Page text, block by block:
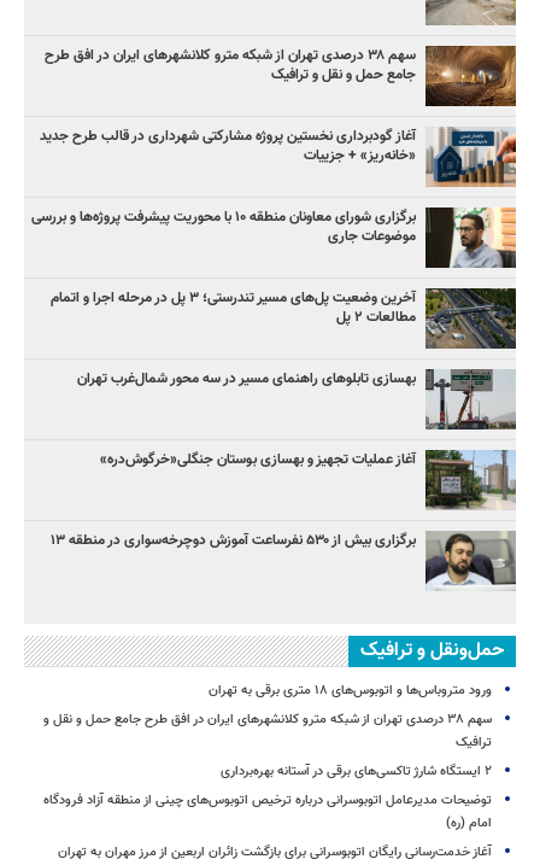
سهم ۳۸ درصدی تهران از شبکه مترو کلانشهرهای ایران در افق طرح
جامع حمل و نقل و ترافیک
آغاز گودبرداری نخستین پروژه مشارکتی شهرداری در قالب طرح جدید
«خانه‌ریز» + جزییات
برگزاری شورای معاونان منطقه ۱۰ با محوریت پیشرفت پروژه‌ها و بررسی
موضوعات جاری
آخرین وضعیت پل‌های مسیر تندرستی؛ ۳ پل در مرحله اجرا و اتمام
مطالعات ۲ پل
بهسازی تابلوهای راهنمای مسیر در سه محور شمال‌غرب تهران
آغاز عملیات تجهیز و بهسازی بوستان جنگلی«خرگوش‌دره»
برگزاری بیش از ۵۳۰ نفرساعت آموزش دوچرخه‌سواری در منطقه ۱۳
حمل‌ونقل و ترافیک
ورود متروباس‌ها و اتوبوس‌های ۱۸ متری برقی به تهران
سهم ۳۸ درصدی تهران از شبکه مترو کلانشهرهای ایران در افق طرح جامع حمل و نقل و
ترافیک
۲ ایستگاه شارژ تاکسی‌های برقی در آستانه بهره‌برداری
توضیحات مدیرعامل اتوبوسرانی درباره ترخیص اتوبوس‌های چینی از منطقه آزاد فرودگاه
امام (ره)
آغاز خدمت‌رسانی رایگان اتوبوسرانی برای بازگشت زائران اربعین از مرز مهران به تهران